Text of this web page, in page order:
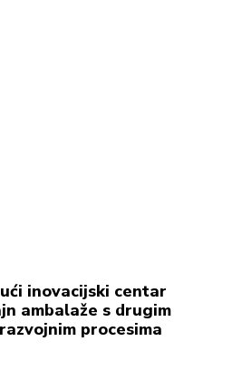
inovacijski centar
ambalaže s drugim
procesima